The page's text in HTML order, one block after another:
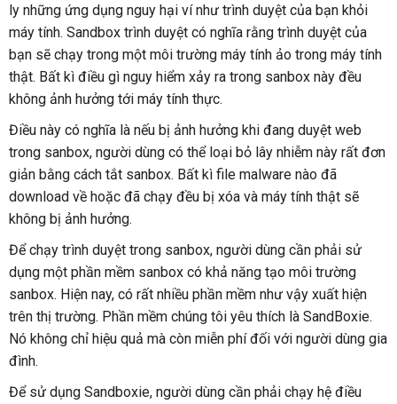
ly những ứng dụng nguy hại ví như trình duyệt của bạn khỏi
máy tính. Sandbox trình duyệt có nghĩa rằng trình duyệt của
bạn sẽ chạy trong một môi trường máy tính ảo trong máy tính
thật. Bất kì điều gì nguy hiểm xảy ra trong sanbox này đều
không ảnh hưởng tới máy tính thực.
Điều này có nghĩa là nếu bị ảnh hưởng khi đang duyệt web
trong sanbox, người dùng có thể loại bỏ lây nhiễm này rất đơn
giản bằng cách tắt sanbox. Bất kì file malware nào đã
download về hoặc đã chạy đều bị xóa và máy tính thật sẽ
không bị ảnh hưởng.
Để chạy trình duyệt trong sanbox, người dùng cần phải sử
dụng một phần mềm sanbox có khả năng tạo môi trường
sanbox. Hiện nay, có rất nhiều phần mềm như vậy xuất hiện
trên thị trường. Phần mềm chúng tôi yêu thích là SandBoxie.
Nó không chỉ hiệu quả mà còn miễn phí đối với người dùng gia
đình.
Để sử dụng Sandboxie, người dùng cần phải chạy hệ điều